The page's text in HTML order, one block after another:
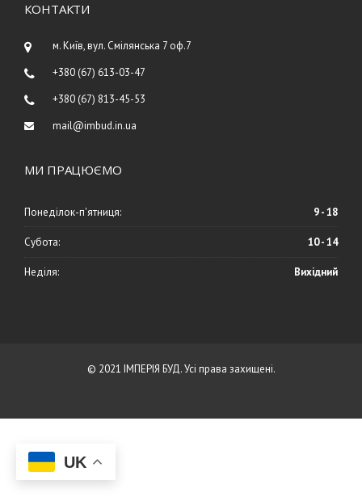
КОНТАКТИ
м. Київ, вул. Смілянська 7 оф.7
+380 (67) 613-03-47
+380 (67) 813-45-53
mail@imbud.in.ua
МИ ПРАЦЮЄМО
Понеділок-п'ятниця: 9 - 18
Субота: 10 - 14
Неділя: Вихідний
© 2021 ІМПЕРІЯ БУД. Усі права захищені.
UK